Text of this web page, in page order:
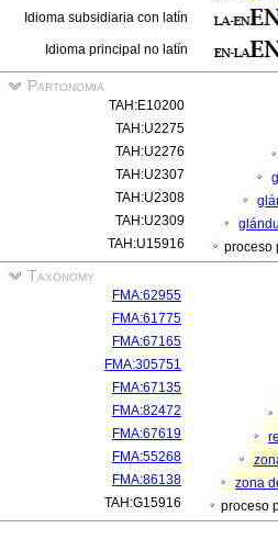
Idioma subsidiaria con latín
Idioma principal no latín
Partonomia
TAH:E10200
TAH:U2275
TAH:U2276
TAH:U2307
TAH:U2308
TAH:U2309
TAH:U15916
proceso
Taxonomy
FMA:62955
FMA:61775
FMA:67165
FMA:305751
FMA:67135
FMA:82472
FMA:67619
FMA:55268
FMA:86138
zona
TAH:G15916
proceso